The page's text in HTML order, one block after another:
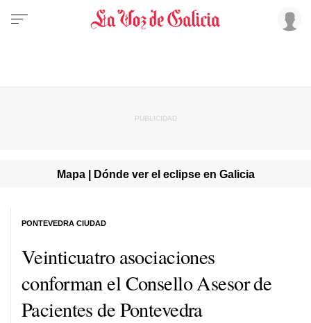
Mapa | Dónde ver el eclipse en Galicia
Veinticuatro asociaciones
conforman el Consello Asesor de
Pacientes de Pontevedra
PONTEVEDRA CIUDAD